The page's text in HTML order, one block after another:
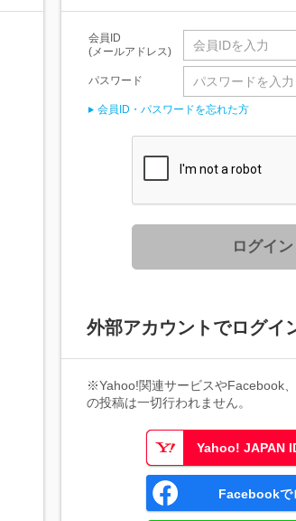
会員ID
(メールアドレス)
パスワード
会員ID・パスワードを忘れた方
ログイン
外部アカウントでログイ
※Yahoo!関連サービスやFacebook
の投稿は一切行われません。
Yahoo! JAPAN
Facebookで